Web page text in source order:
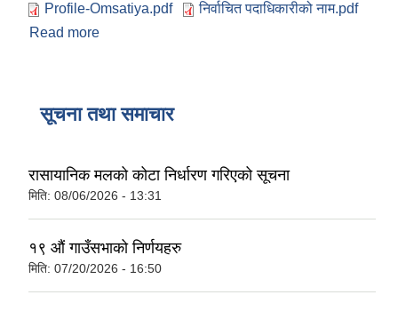
Profile-Omsatiya.pdf
निर्वाचित पदाधिकारीको नाम.pdf
Read more
सूचना तथा समाचार
रासायानिक मलको कोटा निर्धारण गरिएको सूचना
मिति: 08/06/2026 - 13:31
१९ औं गाउँसभाको निर्णयहरु
मिति: 07/20/2026 - 16:50